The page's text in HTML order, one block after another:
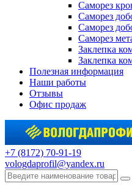
Саморез
Саморез
Саморез
Саморез
Заклепка
Заклепка
Полезная информация
Наши работы
Отзывы
Офис продаж
+7 (8172) 70-91-19
vologdaprofil@yandex.ru